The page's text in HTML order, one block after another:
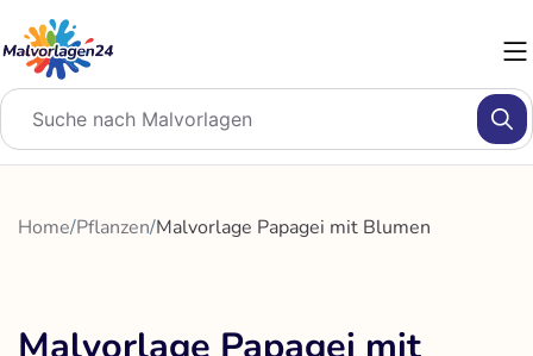
Inhalt
springen
Home/Pflanzen/Malvorlage Papagei mit Blumen